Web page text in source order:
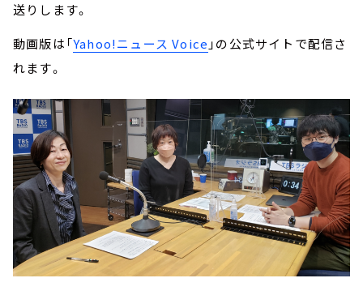
送りします。
動画版は「Yahoo!ニュース Voice 」の公式サイトで配信さ
れます。